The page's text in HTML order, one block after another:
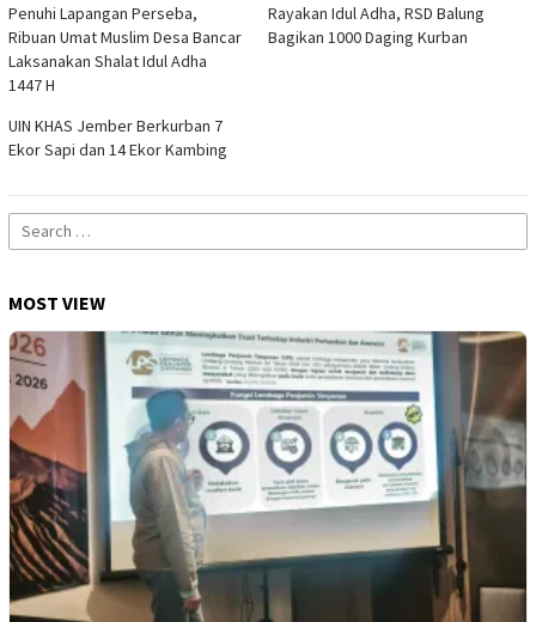
​Penuhi Lapangan Perseba,
Ribuan Umat Muslim Desa Bancar
Laksanakan Shalat Idul Adha
1447 H
Rayakan Idul Adha, RSD Balung
Bagikan 1000 Daging Kurban
UIN KHAS Jember Berkurban 7
Ekor Sapi dan 14 Ekor Kambing
Search
for:
MOST VIEW